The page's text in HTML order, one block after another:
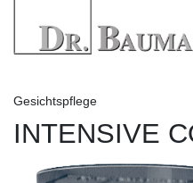
Gesichtspflege
INTENSIVE